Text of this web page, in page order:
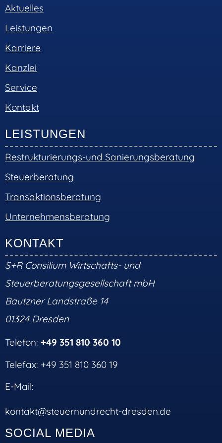
Aktuelles
Leistungen
Karriere
Kanzlei
Service
Kontakt
LEISTUNGEN
Restrukturierungs-und Sanierungsberatung
Steuerberatung
Transaktionsberatung
Unternehmensberatung
KONTAKT
S+R Consilium Wirtschafts- und
Steuerberatungsgesellschaft mbH
Bautzner Landstraße 14
01324 Dresden
Telefon: +49 351 810 360 10
Telefax: +49 351 810 360 19
E-Mail:
kontakt@steuernundrecht-dresden.de
SOCIAL MEDIA